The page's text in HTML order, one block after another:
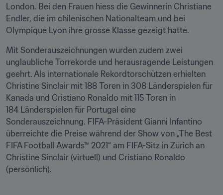
London. Bei den Frauen hiess die Gewinnerin Christiane
Endler, die im chilenischen Nationalteam und bei
Olympique Lyon ihre grosse Klasse gezeigt hatte.
Mit Sonderauszeichnungen wurden zudem zwei
unglaubliche Torrekorde und herausragende Leistungen
geehrt. Als internationale Rekordtorschützen erhielten
Christine Sinclair mit 188 Toren in 308 Länderspielen für
Kanada und Cristiano Ronaldo mit 115 Toren in
184 Länderspielen für Portugal eine
Sonderauszeichnung. FIFA-Präsident Gianni Infantino
überreichte die Preise während der Show von „The Best
FIFA Football Awards™ 2021“ am FIFA-Sitz in Zürich an
Christine Sinclair (virtuell) und Cristiano Ronaldo
(persönlich).